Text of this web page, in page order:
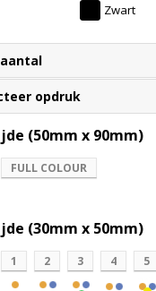
Zwart
opdruk
(50mm x 90mm)
FULL COLOUR
(30mm x 50mm)
1 2 3 4 5